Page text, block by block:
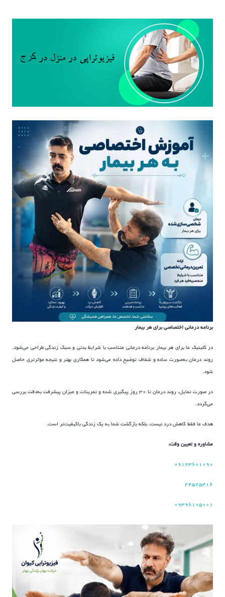
برنامه درمانی اختصاصی برای هر بیمار
در کلینیک ما برای هر بیمار برنامه درمانی متناسب با شرایط بدنی و سبک زندگی طراحی می‌شود.
روند درمان به‌صورت ساده و شفاف توضیح داده می‌شود تا همکاری بهتر و نتیجه مؤثرتری حاصل
شود.
در صورت تمایل، روند درمان تا ۳۰ روز پیگیری شده و تمرینات و میزان پیشرفت به‌دقت بررسی
می‌گردد.
هدف ما فقط کاهش درد نیست، بلکه بازگشت شما به یک زندگی باکیفیت‌تر است.
مشاوره و تعیین وقت:
۰۹۱۲۳۶۰۱۰۹۰
۴۴۵۲۵۳۱۶
۰۹۳۹۶۱۰۵۰۰۱